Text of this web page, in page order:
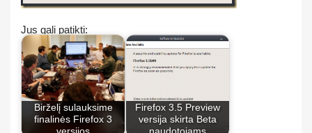
Jus gali patikti:
Birželį sulauksime
finalinės Firefox 3
versijos
Firefox 3.5 Preview
versija skirta Beta
naudotojams